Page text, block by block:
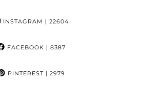
INSTAGRAM | 22604
FACEBOOK | 8387
PINTEREST| 2979